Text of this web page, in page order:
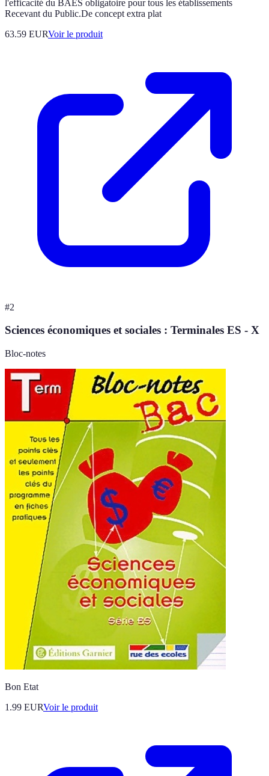
l'efficacité du BAES obligatoire pour tous les établissements
Recevant du Public.De concept extra plat
63.59 EURVoir le produit
#2
Sciences économiques et sociales : Terminales ES - X
Bloc-notes
Bon Etat
1.99 EURVoir le produit